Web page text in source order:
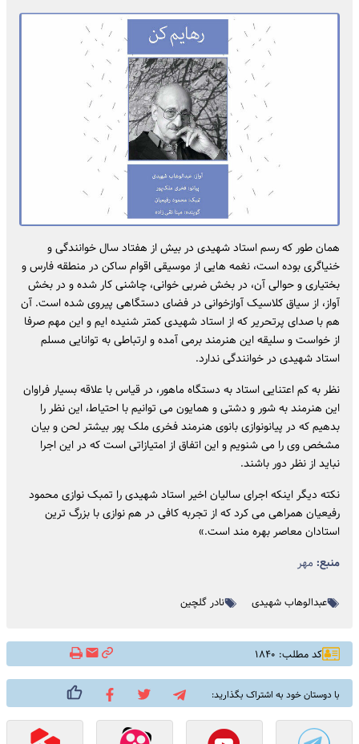
همان طور که رسم استاد شهیدی در بیش از هفتاد سال خوانندگی و
خنیاگری بوده است، نغمه هایی از موسیقی اقوام ساکن در منطقه فارس و
بختیاری و حوالی آن، در بخش ضربی خوانی، چاشنی کار شده و در بخش
آواز، از سیاق کلاسیک آوازخوانی در فضای دستگاهی پیروی شده است. آن
هم با صدای پرتحریر که از استاد شهیدی کمتر شنیده ایم و این مهم صرفا
از خواست و سلیقه این هنرمند برمی آمده و ارتباطی به توانایی مسلم
استاد شهیدی در خوانندگی ندارد.
نظر به کم اعتنایی استاد به دستگاه ماهور، در قیاس با علاقه بسیار فراوان
این هنرمند به شور و دشتی و همایون می توانیم با احتیاط، این نظر را
بدهیم که در پیانونوازی بانوی هنرمند فخری ملک پور بیشتر لحن و بیان
مشخص وی را می شنویم و این اتفاق از امتیازاتی است که در این اجرا
نباید از نظر دور باشند.
نکته دیگر اینکه اجرای سالیان اخیر استاد شهیدی را تمبک نوازی محمود
رفیعیان همراهی می کرد که از تجربه کافی در هم نوازی با بزرگ ترین
استادان معاصر بهره مند است.»
منبع: مهر
عبدالوهاب شهیدی نادر گلچین
کد مطلب: ۱۸۴۰
با دوستان خود به اشتراک بگذارید: